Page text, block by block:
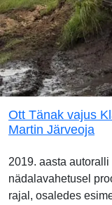
Ott Tänak vajus
Martin Järveoja
2019. aasta
nädalavahetusel
rajal, osaledes